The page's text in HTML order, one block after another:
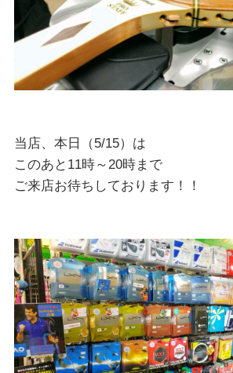
当店、本日（5/15）は
このあと11時～20時まで
ご来店お待ちしております！！